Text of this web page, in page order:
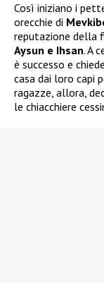
Così iniziano i
orecchie di
reputazione della
Aysun e Ihsan. A
è successo e
casa dai loro capi
ragazze, allora,
le chiacchiere